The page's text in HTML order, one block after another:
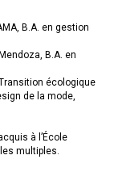
B.A. en gestion
B.A. en
écologique
de la mode,
à l’École
multiples.